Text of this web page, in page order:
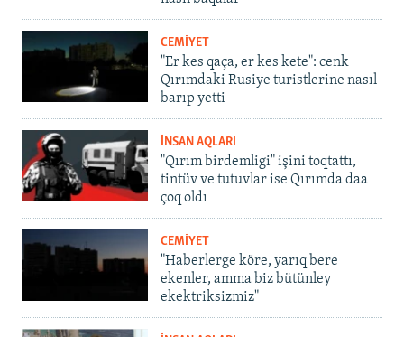
CEMİYET
"Er kes qaça, er kes kete": cenk
Qırımdaki Rusiye turistlerine nasıl
barıp yetti
İNSAN AQLARI
"Qırım birdemligi" işini toqtattı,
tintüv ve tutuvlar ise Qırımda daa
çoq oldı
CEMİYET
"Haberlerge köre, yarıq bere
ekenler, amma biz bütünley
ekektriksizmiz"